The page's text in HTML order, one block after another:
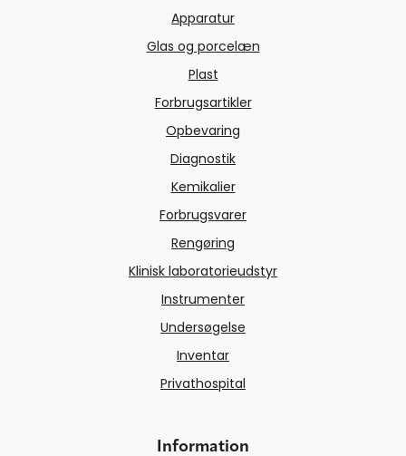
Apparatur
Glas og porcelæn
Plast
Forbrugsartikler
Opbevaring
Diagnostik
Kemikalier
Forbrugsvarer
Rengøring
Klinisk laboratorieudstyr
Instrumenter
Undersøgelse
Inventar
Privathospital
Information